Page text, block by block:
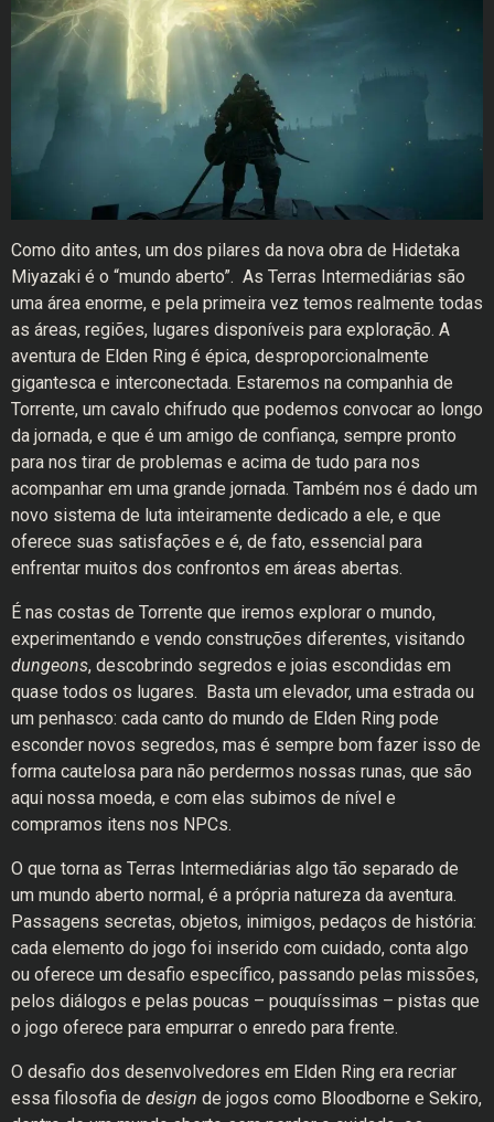
Como dito antes, um dos pilares da nova obra de Hidetaka
Miyazaki é o “mundo aberto”. As Terras Intermediárias são
uma área enorme, e pela primeira vez temos realmente todas
as áreas, regiões, lugares disponíveis para exploração. A
aventura de Elden Ring é épica, desproporcionalmente
gigantesca e interconectada. Estaremos na companhia de
Torrente, um cavalo chifrudo que podemos convocar ao longo
da jornada, e que é um amigo de confiança, sempre pronto
para nos tirar de problemas e acima de tudo para nos
acompanhar em uma grande jornada. Também nos é dado um
novo sistema de luta inteiramente dedicado a ele, e que
oferece suas satisfações e é, de fato, essencial para
enfrentar muitos dos confrontos em áreas abertas.
É nas costas de Torrente que iremos explorar o mundo,
experimentando e vendo construções diferentes, visitando
dungeons, descobrindo segredos e joias escondidas em
quase todos os lugares. Basta um elevador, uma estrada ou
um penhasco: cada canto do mundo de Elden Ring pode
esconder novos segredos, mas é sempre bom fazer isso de
forma cautelosa para não perdermos nossas runas, que são
aqui nossa moeda, e com elas subimos de nível e
compramos itens nos NPCs.
O que torna as Terras Intermediárias algo tão separado de
um mundo aberto normal, é a própria natureza da aventura.
Passagens secretas, objetos, inimigos, pedaços de história:
cada elemento do jogo foi inserido com cuidado, conta algo
ou oferece um desafio específico, passando pelas missões,
pelos diálogos e pelas poucas – pouquíssimas – pistas que
o jogo oferece para empurrar o enredo para frente.
O desafio dos desenvolvedores em Elden Ring era recriar
essa filosofia de design de jogos como Bloodborne e Sekiro,